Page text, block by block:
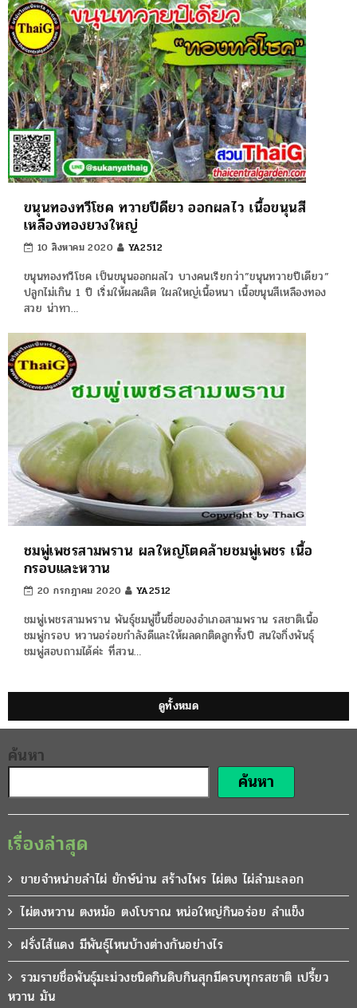
ขนุนทองทวีโชค ทวายปีดียว ออกผลไว เนื้อขนุนสี
เหลืองทองยวงใหญ่
10 สิงหาคม 2020 YA2512
ขนุนทองทวีโชค เป็นขนุนออกผลไว บางคนเรียกว่า”ขนุนทวายปีเดียว”
ปลูกไม่เกิน 1 ปี เริ่มให้ผลผลิต ใผลใหญ่เนื้อหนา เนื้อขนุนสีเหลืองทอง
สวย น่าทา…
ชมพู่เพชรสามพราน ผลใหญ่โตคล้ายชมพู่เพชร เนื้อ
กรอบและหวาน
20 กรกฎาคม 2020 YA2512
ชมพู่เพชรสามพราน พันธุ์ชมพู่ขึ้นชื่อของอำเภอสามพราน รสชาติเนื้อ
ชมพู่กรอบ หวานอร่อยกำลังดีและให้ผลดกติดลูกทั้งปี สนใจกิ่งพันธุ์
ชมพู่สอบถามได้ค่ะ ที่สวน…
ดูทั้งหมด
ค้นหา
ค้นหา
เรื่องล่าสุด
ขายจำหน่ายลำไผ่ ยักษ์น่าน สร้างไพร ไผ่ตง ไผ่ลำมะลอก
ไผ่ตงหวาน ตงหม้อ ตงโบราณ หน่อใหญ่กินอร่อย ลำแข็ง
ฝรั่งไส้แดง มีพันธุ์ไหนบ้างต่างกันอย่างไร
รวมรายชื่อพันธุ์มะม่วงชนิดกินดิบกินสุกมีครบทุกรสชาติ เปรี้ยว
หวาน มัน